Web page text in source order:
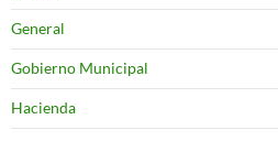
General
Gobierno Municipal
Hacienda